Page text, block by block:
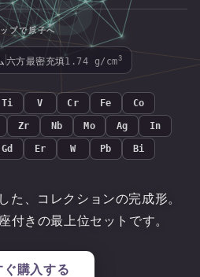
で結晶格子へ
ム電子 12中性子 12
Ti V Cr Fe Co
Zr Nb Mo Ag In
Gd Er W Pb Bi
た、コレクションの完成形。
付きの最上位セットです。
ぐ購入する